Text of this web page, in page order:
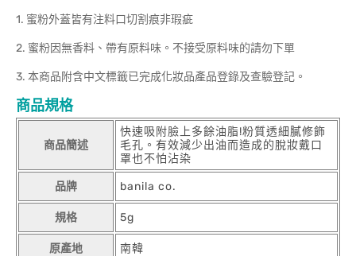
1. 蜜粉外蓋皆有注料口切割痕非瑕疵
2. 蜜粉因無香料、帶有原料味。不接受原料味的請勿下單
3. 本商品附含中文標籤已完成化妝品產品登錄及查驗登記。
商品規格
商品簡述
快速吸附臉上多餘油脂!粉質透細膩修飾
毛孔。有效減少出油而造成的脫妝戴口
罩也不怕沾染
品牌 banila co.
規格 5g
原產地 南韓